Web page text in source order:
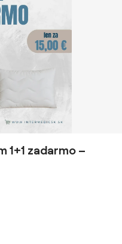
1+1 zadarmo –